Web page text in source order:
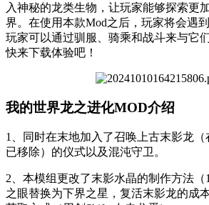
入神秘的龙类生物，让玩家能够探索更
界。在使用本款Mod之后，玩家将会遇
玩家可以通过驯服、骑乘和战斗来与它
快来下载体验吧！
我的世界龙之进化MOD介绍
1、同时在末地加入了召唤上古末影龙（
已移除）的仪式以及混沌守卫。
2、本模组更改了末影水晶的制作方法
之眼替换为下界之星，复活末影龙的成